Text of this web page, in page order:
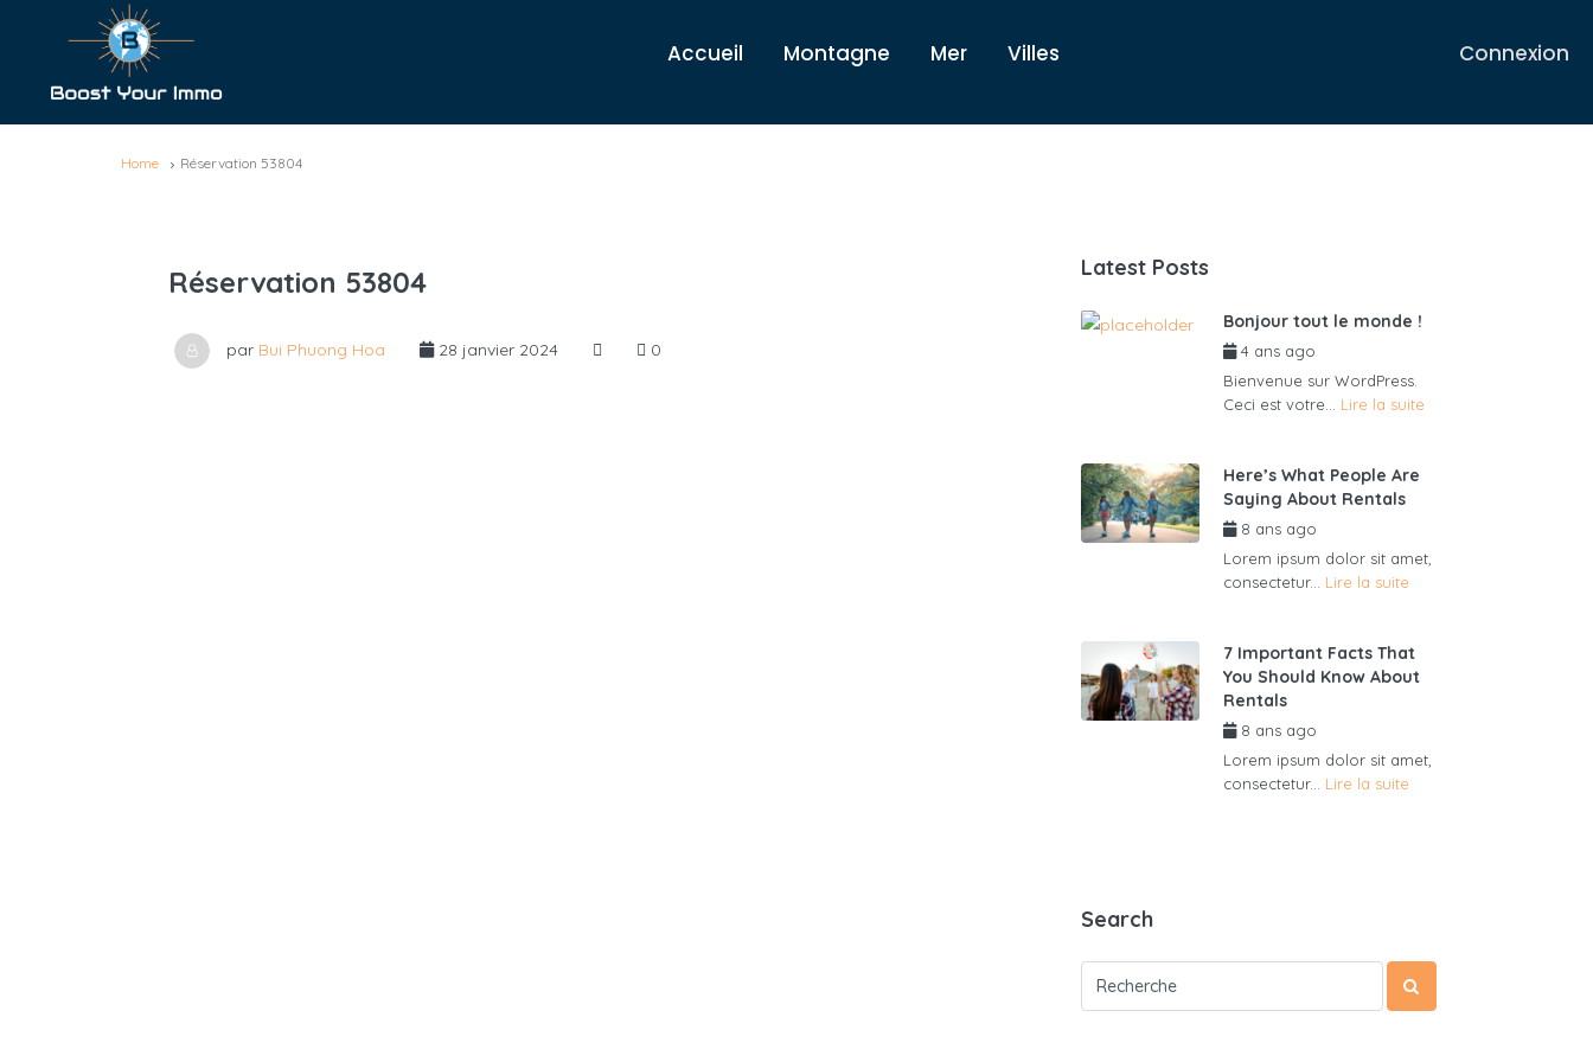
Accueil Montagne Mer Villes Connexion
Home Réservation 53804
Réservation 53804
par Bui Phuong Hoa 28 janvier 2024 0
Latest Posts
Bonjour tout le monde !
4 ans ago
Bienvenue sur WordPress.
Ceci est votre... Lire la suite
Here’s What People Are
Saying About Rentals
8 ans ago
Lorem ipsum dolor sit amet,
consectetur... Lire la suite
7 Important Facts That
You Should Know About
Rentals
8 ans ago
Lorem ipsum dolor sit amet,
consectetur... Lire la suite
Search